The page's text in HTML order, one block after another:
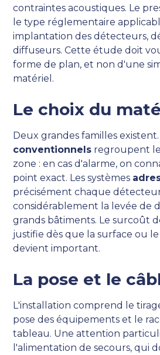
contraintes acoustiques. Le
le type réglementaire
implantation des détecteurs,
diffuseurs. Cette étude doit
forme de plan, et non d'une
matériel.
Le choix du
Deux grandes familles existent.
conventionnels regroupent
zone : en cas d'alarme, on
point exact. Les systèmes
précisément chaque
considérablement la levée de
grands bâtiments. Le surcoût
justifie dès que la surface ou
devient important.
La pose et le
L'installation comprend le
pose des équipements et le
tableau. Une attention
l'alimentation de secours, qui